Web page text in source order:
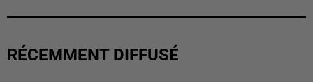
RÉCEMMENT DIFFUSÉ